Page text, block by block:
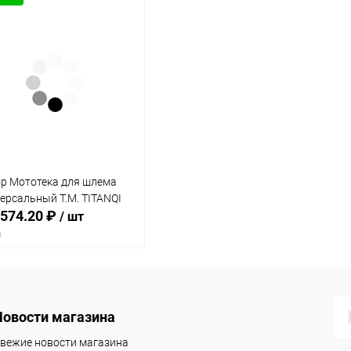
Мототека для шлема
T.M. TITANQI
574.20 ₽ / шт
в 1
Сравнение
магазина
новости магазина